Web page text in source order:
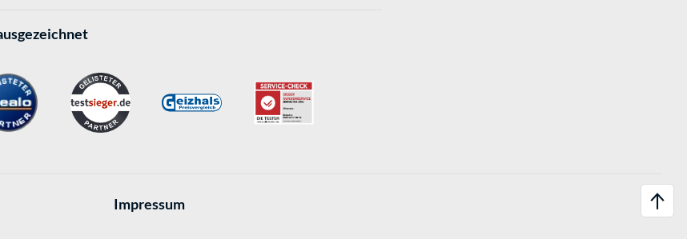
Impressum